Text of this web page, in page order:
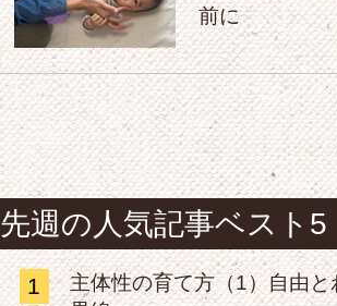
前に
先週の人気記事ベスト5
1
主体性の育て方（1）自由と